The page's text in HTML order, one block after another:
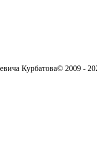
Курбатова© 2009 -